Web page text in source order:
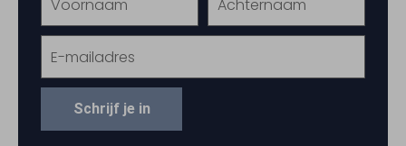
Schrijf je in